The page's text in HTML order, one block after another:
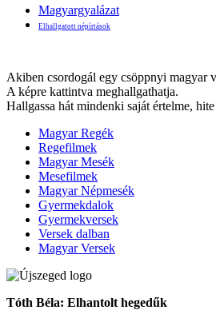
Magyargyalázat
Elhallgatott népírtások
Akiben csordogál egy csöppnyi magyar
A képre kattintva meghallgathatja.
Hallgassa hát mindenki saját értelme,
Magyar Regék
Regefilmek
Magyar Mesék
Mesefilmek
Magyar Népmesék
Gyermekdalok
Gyermekversek
Versek dalban
Magyar Versek
Tóth Béla: Elhantolt hegedűk